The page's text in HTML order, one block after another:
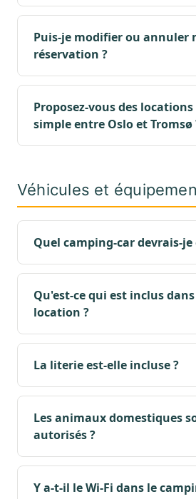
Puis-je modifier ou annuler
réservation ?
Proposez-vous des
simple entre Oslo et Tromsø
Véhicules et
Quel camping-car devrais-je
Qu'est-ce qui est inclus
location ?
La literie est-elle incluse ?
Les animaux domestiques
autorisés ?
Y a-t-il le Wi-Fi dans le